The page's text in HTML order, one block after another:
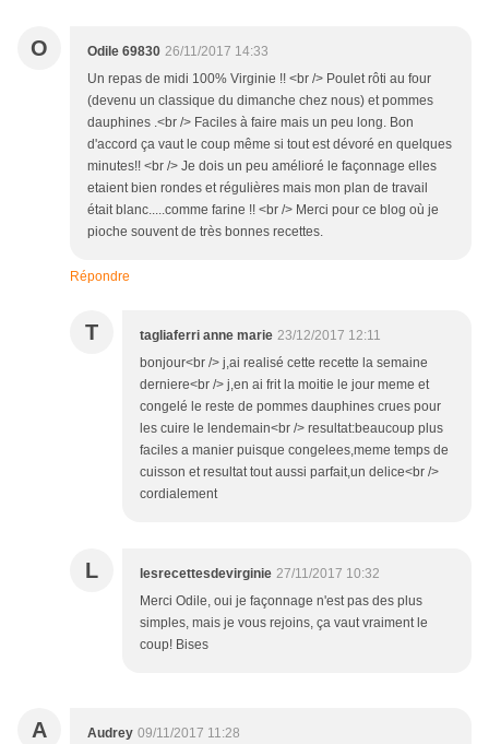
O Odile 69830 26/11/2017 14:33
Un repas de midi 100% Virginie !! <br /> Poulet rôti au four
(devenu un classique du dimanche chez nous) et pommes
dauphines .<br /> Faciles à faire mais un peu long. Bon
d'accord ça vaut le coup même si tout est dévoré en quelques
minutes!! <br /> Je dois un peu amélioré le façonnage elles
etaient bien rondes et régulières mais mon plan de travail
était blanc.....comme farine !! <br /> Merci pour ce blog où je
pioche souvent de très bonnes recettes.
Répondre
T tagliaferri anne marie 23/12/2017 12:11
bonjour<br /> j,ai realisé cette recette la semaine
derniere<br /> j,en ai frit la moitie le jour meme et
congelé le reste de pommes dauphines crues pour
les cuire le lendemain<br /> resultat:beaucoup plus
faciles a manier puisque congelees,meme temps de
cuisson et resultat tout aussi parfait,un delice<br />
cordialement
L lesrecettesdevirginie 27/11/2017 10:32
Merci Odile, oui je façonnage n'est pas des plus
simples, mais je vous rejoins, ça vaut vraiment le
coup! Bises
A Audrey 09/11/2017 11:28